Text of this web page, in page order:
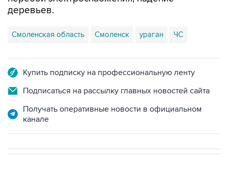
деревьев.
Смоленская область Смоленск ураган ЧС
Купить подписку на профессиональную ленту
Подписаться на рассылку главных новостей сайта
Получать оперативные новости в официальном
канале